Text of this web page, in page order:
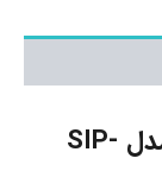
معرفی تلفن تحت شبکه یالینک مدل SIP-